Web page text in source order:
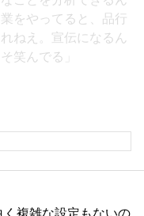
をやってると、品行
ねえ。宣伝になるん
笑んでる」
複雑な設定もないの